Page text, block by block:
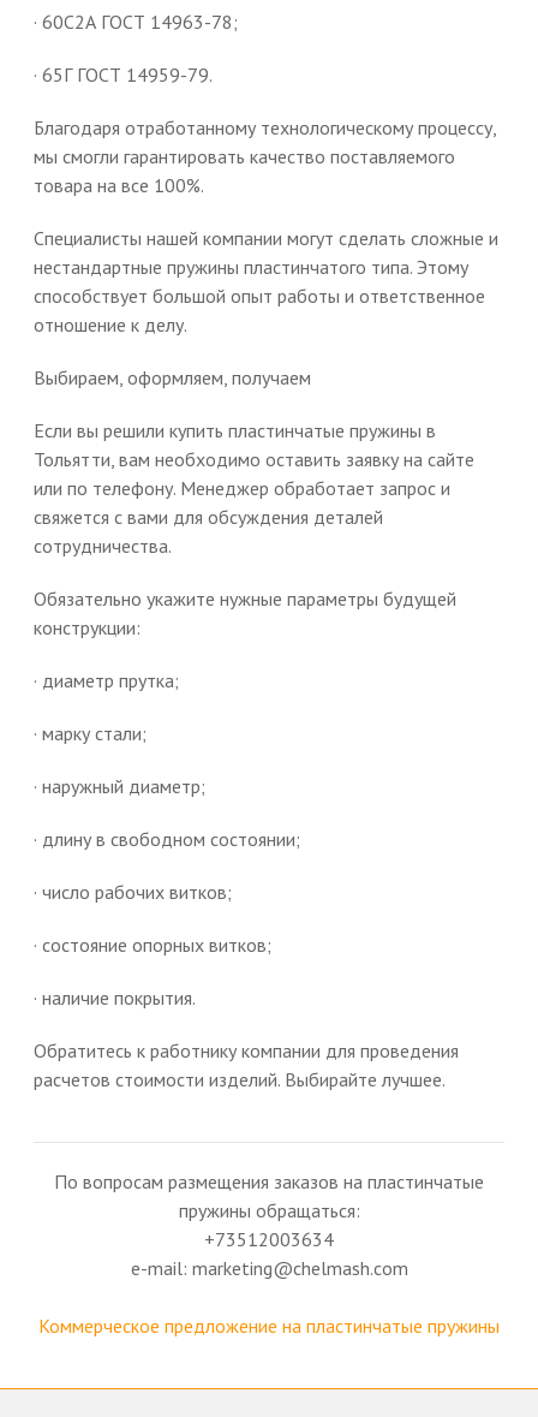
· 60С2А ГОСТ 14963-78;
· 65Г ГОСТ 14959-79.
Благодаря отработанному технологическому процессу,
мы смогли гарантировать качество поставляемого
товара на все 100%.
Специалисты нашей компании могут сделать сложные и
нестандартные пружины пластинчатого типа. Этому
способствует большой опыт работы и ответственное
отношение к делу.
Выбираем, оформляем, получаем
Если вы решили купить пластинчатые пружины в
Тольятти, вам необходимо оставить заявку на сайте
или по телефону. Менеджер обработает запрос и
свяжется с вами для обсуждения деталей
сотрудничества.
Обязательно укажите нужные параметры будущей
конструкции:
· диаметр прутка;
· марку стали;
· наружный диаметр;
· длину в свободном состоянии;
· число рабочих витков;
· состояние опорных витков;
· наличие покрытия.
Обратитесь к работнику компании для проведения
расчетов стоимости изделий. Выбирайте лучшее.
По вопросам размещения заказов на пластинчатые
пружины обращаться:
+73512003634
e-mail: marketing@chelmash.com
Коммерческое предложение на пластинчатые пружины